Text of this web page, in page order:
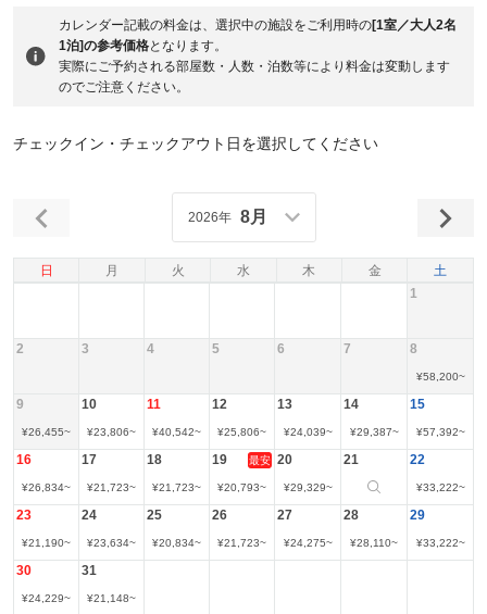
カレンダー記載の料金は、選択中の施設をご利用時の[1室／大人2名
1泊]の参考価格となります。
実際にご予約される部屋数・人数・泊数等により料金は変動します
のでご注意ください。
チェックイン・チェックアウト日を選択してください
日 月 火 水 木 金 土
2026年 8月
1
2 3 4 5 6 7 8
¥58,200~
9
¥26,455~
10
¥23,806~
11
¥40,542~
12
¥25,806~
13
¥24,039~
14
¥29,387~
15
¥57,392~
16
¥26,834~
17
¥21,723~
18
¥21,723~
19 最安
¥20,793~
20
¥29,329~
21 22
¥33,222~
23
¥21,190~
24
¥23,634~
25
¥20,834~
26
¥21,723~
27
¥24,275~
28
¥28,110~
29
¥33,222~
30
¥24,229~
31
¥21,148~